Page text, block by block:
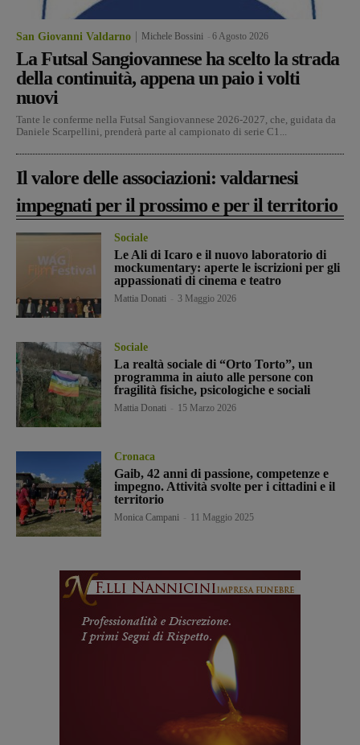
San Giovanni Valdarno Michele Bossini 6 Agosto 2026
La Futsal Sangiovannese ha scelto la strada
della continuità, appena un paio i volti
nuovi
Tante le conferme nella Futsal Sangiovannese 2026-2027, che, guidata da
Daniele Scarpellini, prenderà parte al campionato di serie C1...
Il valore delle associazioni: valdarnesi
impegnati per il prossimo e per il territorio
Sociale
Le Ali di Icaro e il nuovo laboratorio di
mockumentary: aperte le iscrizioni per gli
appassionati di cinema e teatro
Mattia Donati 3 Maggio 2026
Sociale
La realtà sociale di “Orto Torto”, un
programma in aiuto alle persone con
fragilità fisiche, psicologiche e sociali
Mattia Donati 15 Marzo 2026
Cronaca
Gaib, 42 anni di passione, competenze e
impegno. Attività svolte per i cittadini e il
territorio
Monica Campani 11 Maggio 2025